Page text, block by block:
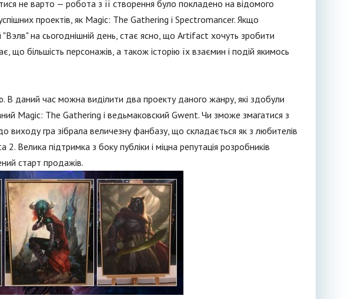
не варто — робота з її створення було покладено на відомого
проектів, як Magic: The Gathering і Spectromancer. Якщо
"Вэлв" на сьогоднішній день, стає ясно, що Artifact хочуть зробити
що більшість персонажів, а також історію їх взаємин і подій якимось
В даний час можна виділити два проекту даного жанру, які здобули
Magic: The Gathering і ведьмаковский Gwent. Чи зможе змагатися з
гра зібрала величезну фанбазу, що складається як з любителів
2. Велика підтримка з боку публіки і міцна репутація розробників
старт продажів.